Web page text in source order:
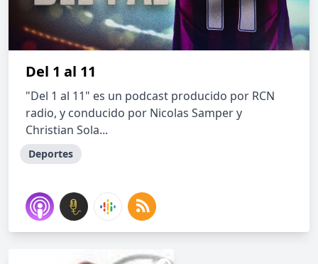
Del 1 al 11
"Del 1 al 11" es un podcast producido por RCN
radio, y conducido por Nicolas Samper y
Christian Sola...
Deportes